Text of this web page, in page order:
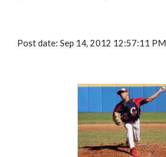
Post date: Sep 14, 2012 12:57:11 PM